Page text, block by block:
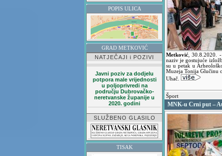
POPIS ULICA
GRAD METKOVIĆ
NATJEČAJI i POZIVI
Javni poziv za dodjelu
potpora male vrijednosti
u poljoprivredi na
području Dubrovačko-
neretvanske županije u
2020. godini
SLUŽBENO GLASILO
TISAK
Metković ,30.8.2020. -
naziv je gostujuće
su u petak u
Muzeja Tonija Glučinu
Uhač.
Šport
MNK-u Crni put –